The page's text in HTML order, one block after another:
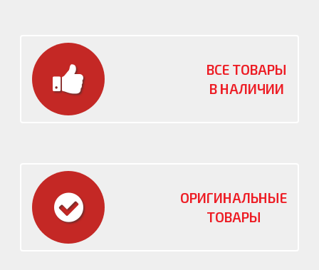
ВСЕ ТОВАРЫ
В НАЛИЧИИ
ОРИГИНАЛЬНЫЕ
ТОВАРЫ